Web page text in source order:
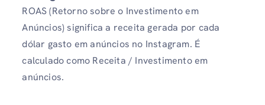
ROAS (Retorno sobre o Investimento em
Anúncios) significa a receita gerada por cada
dólar gasto em anúncios no Instagram. É
calculado como Receita / Investimento em
anúncios.